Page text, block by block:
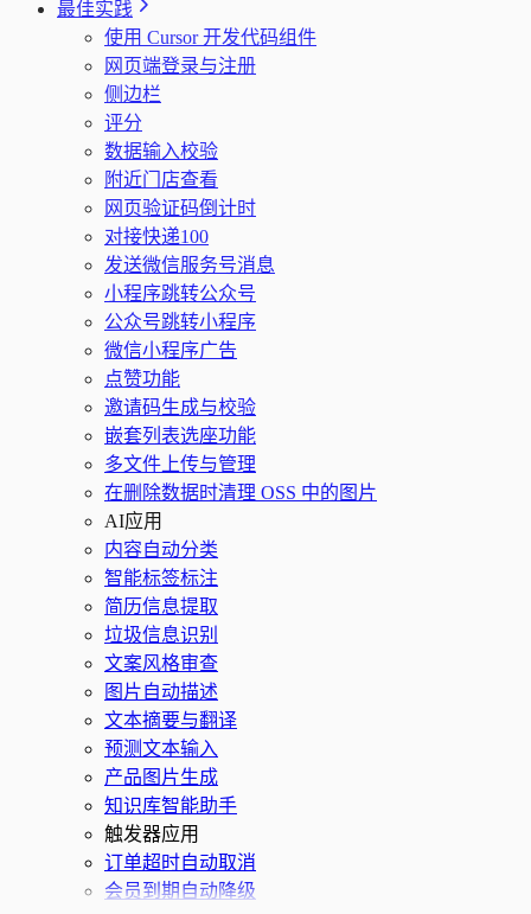
最佳实践
使用 Cursor 开发代码组件
网页端登录与注册
侧边栏
评分
数据输入校验
附近门店查看
网页验证码倒计时
对接快递100
发送微信服务号消息
小程序跳转公众号
公众号跳转小程序
微信小程序广告
点赞功能
邀请码生成与校验
嵌套列表选座功能
多文件上传与管理
在删除数据时清理 OSS 中的图片
AI应用
内容自动分类
智能标签标注
简历信息提取
垃圾信息识别
文案风格审查
图片自动描述
文本摘要与翻译
预测文本输入
产品图片生成
知识库智能助手
触发器应用
订单超时自动取消
会员到期自动降级